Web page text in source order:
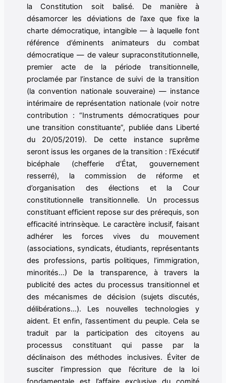
la Constitution soit balisé. De manière à
désamorcer les déviations de l’axe que fixe la
charte démocratique, intangible — à laquelle font
référence d’éminents animateurs du combat
démocratique — de valeur supraconstitutionnelle,
premier acte de la période transitionnelle,
proclamée par l’instance de suivi de la transition
(la convention nationale souveraine) — instance
intérimaire de représentation nationale (voir notre
contribution : “Instruments démocratiques pour
une transition constituante”, publiée dans Liberté
du 20/05/2019). De cette instance suprême
seront issus les organes de la transition : l’Exécutif
bicéphale (chefferie d’État, gouvernement
resserré), la commission de réforme et
d’organisation des élections et la Cour
constitutionnelle transitionnelle. Un processus
constituant efficient repose sur des prérequis, son
efficacité intrinsèque. Le caractère inclusif, faisant
adhérer les forces vives du mouvement
(associations, syndicats, étudiants, représentants
des professions, partis politiques, l’immigration,
minorités…) De la transparence, à travers la
publicité des actes du processus transitionnel et
des mécanismes de décision (sujets discutés,
délibérations…). Les nouvelles technologies y
aident. Et enfin, l’assentiment du peuple. Cela se
traduit par la participation des citoyens au
processus constituant qui passe par la
déclinaison des méthodes inclusives. Éviter de
susciter l’impression que l’écriture de la loi